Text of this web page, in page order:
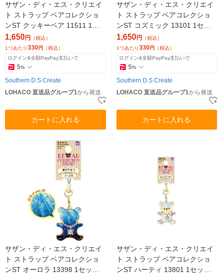
サザン・ディ・エス・クリエイ
ト ストラップ ベアコレクショ
ンST クッキーベア 11511 1セ
ット(5個)（直送品）
1,650円
（税込）
1つあたり330円 （税込）
ログイン&全額PayPay支払いで
5%
Southern D.S Create
LOHACO 直送品グループ1から発送
カートに入れる
サザン・ディ・エス・クリエイ
ト ストラップ ベアコレクショ
ンST コズミック 13101 1セッ
ト(5個)（直送品）
1,650円
（税込）
1つあたり330円 （税込）
ログイン&全額PayPay支払いで
5%
Southern D.S Create
LOHACO 直送品グループ1から発送
カートに入れる
サザン・ディ・エス・クリエイ
ト ストラップ ベアコレクショ
ンST オーロラ 13398 1セット(5
サザン・ディ・エス・クリエイ
ト ストラップ ベアコレクショ
ンST ハーティ 13801 1セット(5